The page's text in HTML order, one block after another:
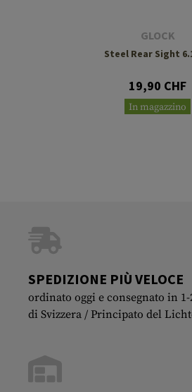
GLOCK
Steel Rear Sight
19,90 CHF
In magazzino
SPEDIZIONE PIÙ VELOCE
ordinato oggi e consegnato in
di Svizzera / Principato del